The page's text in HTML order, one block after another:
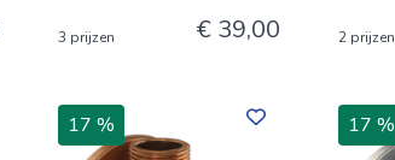
3 prijzen € 39,00 2 prijzen
17 % 17 %